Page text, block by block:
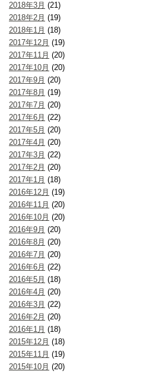
2018年3月 (21)
2018年2月 (19)
2018年1月 (18)
2017年12月 (19)
2017年11月 (20)
2017年10月 (20)
2017年9月 (20)
2017年8月 (19)
2017年7月 (20)
2017年6月 (22)
2017年5月 (20)
2017年4月 (20)
2017年3月 (22)
2017年2月 (20)
2017年1月 (18)
2016年12月 (19)
2016年11月 (20)
2016年10月 (20)
2016年9月 (20)
2016年8月 (20)
2016年7月 (20)
2016年6月 (22)
2016年5月 (18)
2016年4月 (20)
2016年3月 (22)
2016年2月 (20)
2016年1月 (18)
2015年12月 (18)
2015年11月 (19)
2015年10月 (20)